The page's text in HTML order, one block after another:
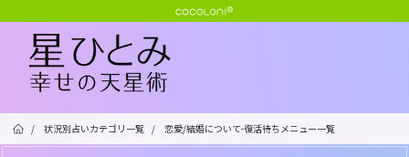
/ 状況別占いカテゴリ一覧 / 恋愛/結婚について-復活待ちメニュー一覧